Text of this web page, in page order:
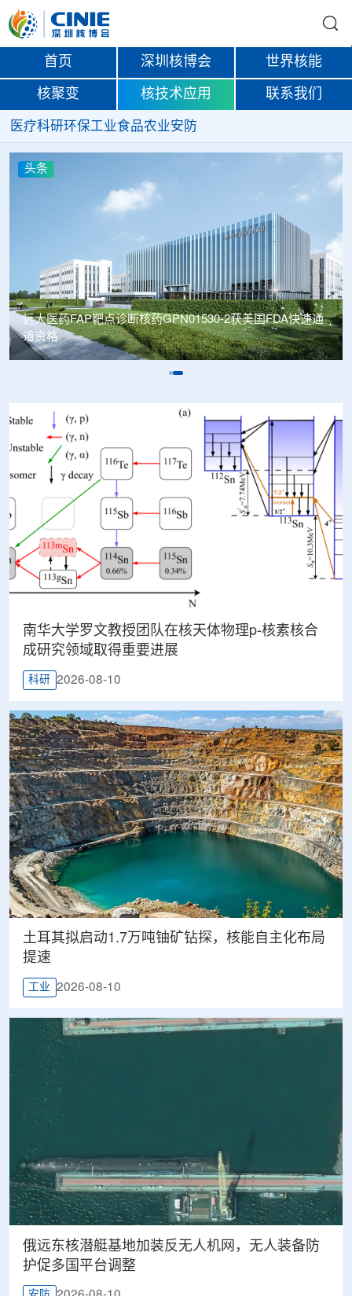
首页 深圳核博会 世界核能
核聚变 核技术应用 联系我们
医疗科研环保工业食品农业安防
靶点诊断核药GPN01530-2获美国FDA快速通
南华大学罗
取得重要进
南华大学罗文教授团队在核天体物理p-核素核合
成研究领域取得重要进展
科研 2026-08-10
土耳其拟启动1.7万吨铀矿钻探，核能自主化布局
提速
工业 2026-08-10
俄远东核潜艇基地加装反无人机网，无人装备防
护促多国平台调整